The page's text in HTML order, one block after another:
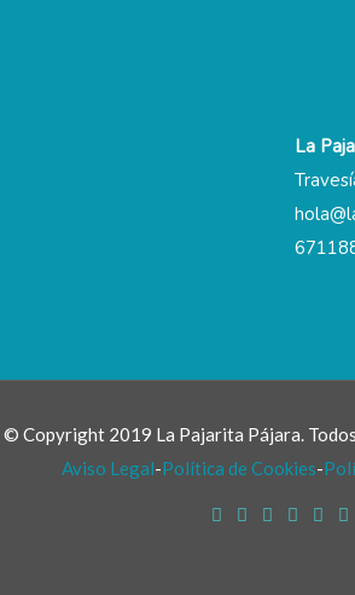
La
© Copyright 2019 La Pajarita Pájara.
Aviso Legal-Política de Cookies-